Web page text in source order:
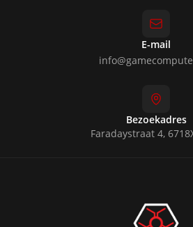
E-mail
Bezoekadres
Faradaystraat 4,